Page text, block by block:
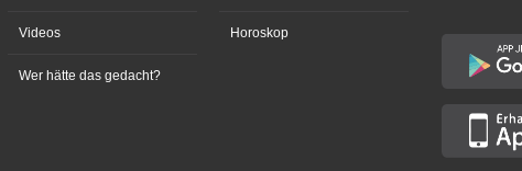
Videos
Wer hätte das gedacht?
Horoskop